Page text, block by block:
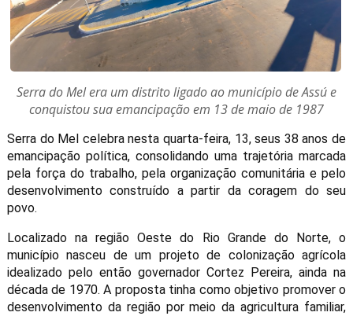
Serra do Mel era um distrito ligado ao município de Assú e
conquistou sua emancipação em 13 de maio de 1987
Serra do Mel celebra nesta quarta-feira, 13, seus 38 anos de
emancipação política, consolidando uma trajetória marcada
pela força do trabalho, pela organização comunitária e pelo
desenvolvimento construído a partir da coragem do seu
povo.
Localizado na região Oeste do Rio Grande do Norte, o
município nasceu de um projeto de colonização agrícola
idealizado pelo então governador Cortez Pereira, ainda na
década de 1970. A proposta tinha como objetivo promover o
desenvolvimento da região por meio da agricultura familiar,